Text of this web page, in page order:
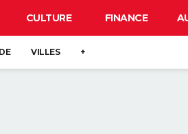
CULTURE FINANCE
VILLES +